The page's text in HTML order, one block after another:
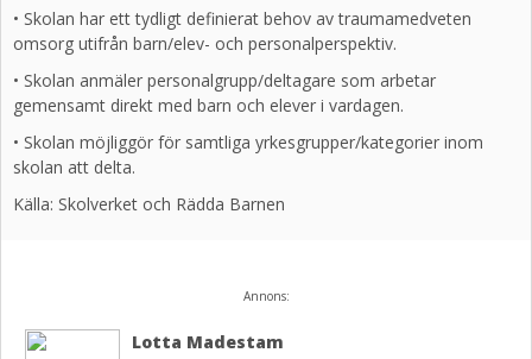
• Skolan har ett tydligt definierat behov av traumamedveten
omsorg utifrån barn/elev- och personalperspektiv.
• Skolan anmäler personalgrupp/deltagare som arbetar
gemensamt direkt med barn och elever i vardagen.
• Skolan möjliggör för samtliga yrkesgrupper/kategorier inom
skolan att delta.
Källa: Skolverket och Rädda Barnen
Annons:
Lotta Madestam